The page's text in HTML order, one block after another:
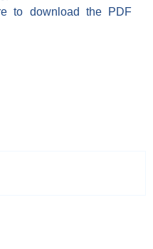
to download the PDF